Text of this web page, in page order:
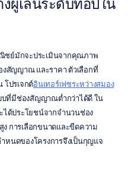
งผู้เล่นระดับท็อปใน
ณิชย์มักจะประเมินจากคุณภาพ
งสัญญาณ และราคา ตัวเลือกที่
ปรเจกต์อินเทอร์เฟซระหว่างสมอง
บที่มีช่องสัญญาณต่ำกว่าได้ดี ใน
ได้ประโยชน์จากจำนวนช่อง
การเลือกขนาดและขีดความ
หนดของโครงการจึงเป็นกุญแจ